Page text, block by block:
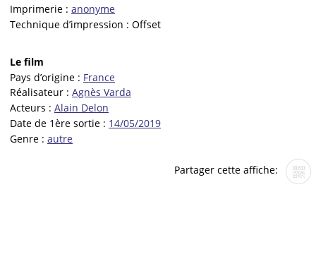
Imprimerie : anonyme
Technique d’impression : Offset
Le film
Pays d’origine : France
Réalisateur : Agnès Varda
Acteurs : Alain Delon
Date de 1ère sortie : 14/05/2019
Genre : autre
Partager cette affiche: